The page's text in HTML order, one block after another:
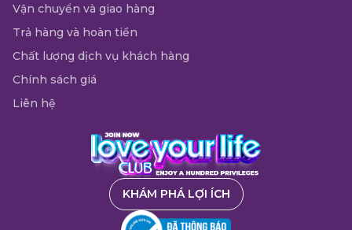
Vận chuyển và giao hàng
Trả hàng và hoàn tiền
Chất lượng dịch vụ khách hàng
Chính sách giá
Liên hệ
KHÁM PHÁ LỢI ÍCH